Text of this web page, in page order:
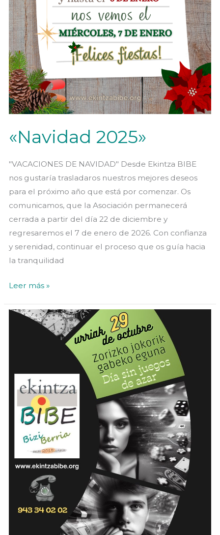
«Navidad 2025»
"VACACIONES DE NAVIDAD" Desde Ekintza BIBE
nos gustaría trasladaros nuestros mejores deseos
para el próximo año que está por comenzar. Os
comunicamos, que la Asociación permanecerá
cerrada a partir del día 22 de diciembre y
regresaremos el 7 de enero de 2026. Con confianza
y serenidad, continuar el proceso que os guía hacia
la tranquilidad
«Navidad
Leer más »